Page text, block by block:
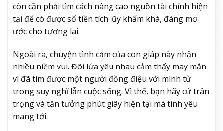
còn cần phải tìm cách nâng cao nguồn tài chính hiện
tại để có được số tiền tích lũy khấm khá, đáng mơ
ước cho tương lai.
Ngoài ra, chuyện tình cảm của con giáp này nhận
nhiều niềm vui. Đôi lứa yêu nhau cảm thấy may mắn
vì đã tìm được một người đồng điệu với mình từ
trong suy nghĩ lẫn cuộc sống. Vì thế, bạn hãy cứ trân
trọng và tận tưởng phút giây hiện tại mà tình yêu
mang tới.